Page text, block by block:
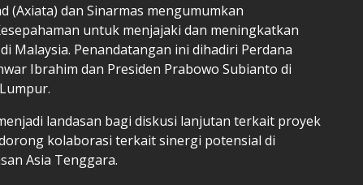
(Axiata) dan Sinarmas mengumumkan
untuk menjajaki dan meningkatkan
Malaysia. Penandatangan ini dihadiri Perdana
Ibrahim dan Presiden Prabowo Subianto di
landasan bagi diskusi lanjutan terkait proyek
kolaborasi terkait sinergi potensial di
Asia Tenggara.